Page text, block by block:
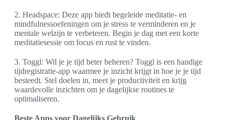
2. Headspace: Deze app biedt begeleide meditatie- en
mindfulnessoefeningen om je stress te verminderen en je
mentale welzijn te verbeteren. Begin je dag met een korte
meditatiesessie om focus en rust te vinden.
3. Toggl: Wil je je tijd beter beheren? Toggl is een handige
tijdregistratie-app waarmee je inzicht krijgt in hoe je je tijd
besteedt. Stel doelen in, meet je productiviteit en krijg
waardevolle inzichten om je dagelijkse routines te
optimaliseren.
Beste Apps voor Dagelijks Gebruik